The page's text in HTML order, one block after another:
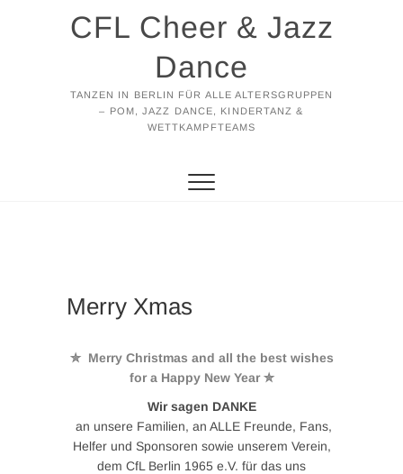
CFL Cheer & Jazz
Dance
TANZEN IN BERLIN FÜR ALLE ALTERSGRUPPEN
– POM, JAZZ DANCE, KINDERTANZ &
WETTKAMPFTEAMS
Merry Xmas
✮ Merry Christmas and all the best wishes
for a Happy New Year ✮
Wir sagen DANKE
an unsere Familien, an ALLE Freunde, Fans,
Helfer und Sponsoren sowie unserem Verein,
dem CfL Berlin 1965 e.V. für das uns